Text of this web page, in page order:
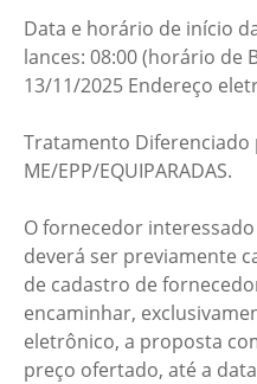
Data e horário de início
lances: 08:00 (horário de
13/11/2025 Endereço
Tratamento Diferenciado
ME/EPP/EQUIPARADAS.
O fornecedor
deverá ser previamente
de cadastro de
encaminhar,
eletrônico, a proposta
preço ofertado, até a